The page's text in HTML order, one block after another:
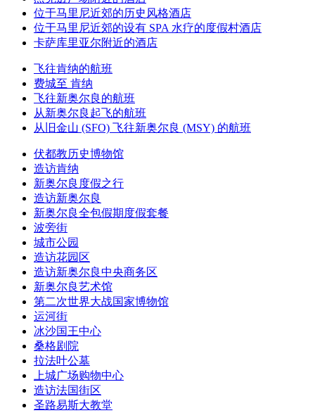
位于马里尼近郊的历史风格酒店
位于马里尼近郊的设有 SPA 水疗的度假村酒店
卡萨库里亚尔附近的酒店
飞往肯纳的航班
费城至 肯纳
飞往新奥尔良的航班
从新奥尔良起飞的航班
从旧金山 (SFO) 飞往新奥尔良 (MSY) 的航班
伏都教历史博物馆
造访肯纳
新奥尔良度假之行
造访新奥尔良
新奥尔良全包假期度假套餐
波旁街
城市公园
造访花园区
造访新奥尔良中央商务区
新奥尔良艺术馆
第二次世界大战国家博物馆
运河街
冰沙国王中心
桑格剧院
拉法叶公墓
上城广场购物中心
造访法国街区
圣路易斯大教堂